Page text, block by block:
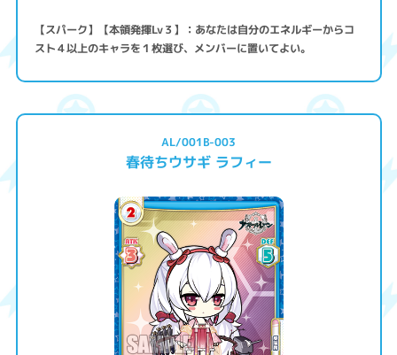
【スパーク】【本領発揮Lv３】：あなたは自分のエネルギーからコ
スト４以上のキャラを１枚選び、メンバーに置いてよい。
AL/001B-003
春待ちウサギ ラフィー